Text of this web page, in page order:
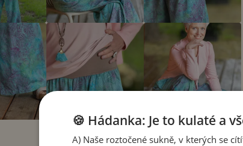
🍪 Hádanka: Je to kulaté a
A) Naše roztočené sukně, v kterých se